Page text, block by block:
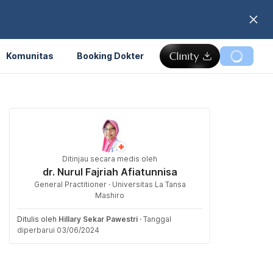
Komunitas Booking Dokter
Ditinjau secara medis oleh
dr. Nurul Fajriah Afiatunnisa
General Practitioner · Universitas La Tansa
Mashiro
Ditulis oleh Hillary Sekar Pawestri · Tanggal
diperbarui 03/06/2024